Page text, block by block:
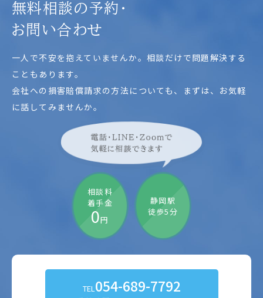
無料相談の予約・
お問い合わせ
一人で不安を抱えていませんか。相談だけで問題解決する
こともあります。
会社への損害賠償請求の方法についても、
まずは、お気軽
に話してみませんか。
相談料
着手金
0円
静岡駅
徒歩5分
TEL 054-689-7792